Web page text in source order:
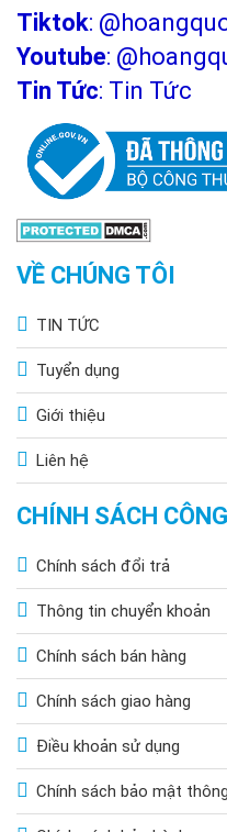
Tiktok:
Youtube:
Tin Tức: Tin Tức
VỀ CHÚNG TÔI
TIN TỨC
Tuyển dụng
Giới thiệu
Liên hệ
CHÍNH SÁCH
Chính sách đổi trả
Thông tin chuyển khoản
Chính sách bán hàng
Chính sách giao hàng
Điều khoản sử dụng
Chính sách bảo mật